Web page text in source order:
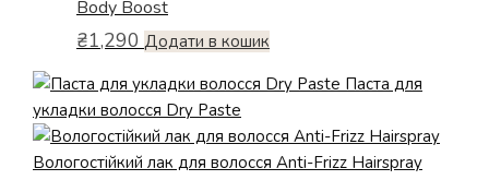
Body Boost
₴1,290 Додати в кошик
Паста для
укладки волосся Dry Paste
Вологостійкий лак для волосся Anti-Frizz Hairspray